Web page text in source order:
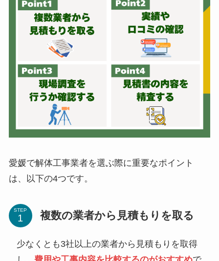
愛媛で解体工事業者を選ぶ際に重要なポイント
は、以下の4つです。
STEP 複数の業者から見積もりを取る
少なくとも3社以上の業者から見積もりを取得